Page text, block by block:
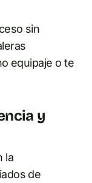
sin
equipaje o te
y
la
de